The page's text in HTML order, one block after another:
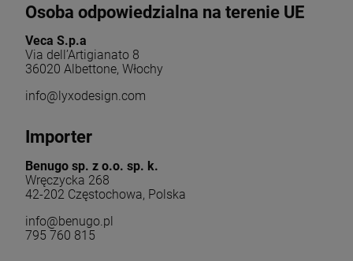
Osoba odpowiedzialna na terenie UE
Veca S.p.a
Via dell’Artigianato 8
36020 Albettone, Włochy
info@lyxodesign.com
Importer
Benugo sp. z o.o. sp. k.
Wręczycka 268
42-202 Częstochowa, Polska
info@benugo.pl
795 760 815